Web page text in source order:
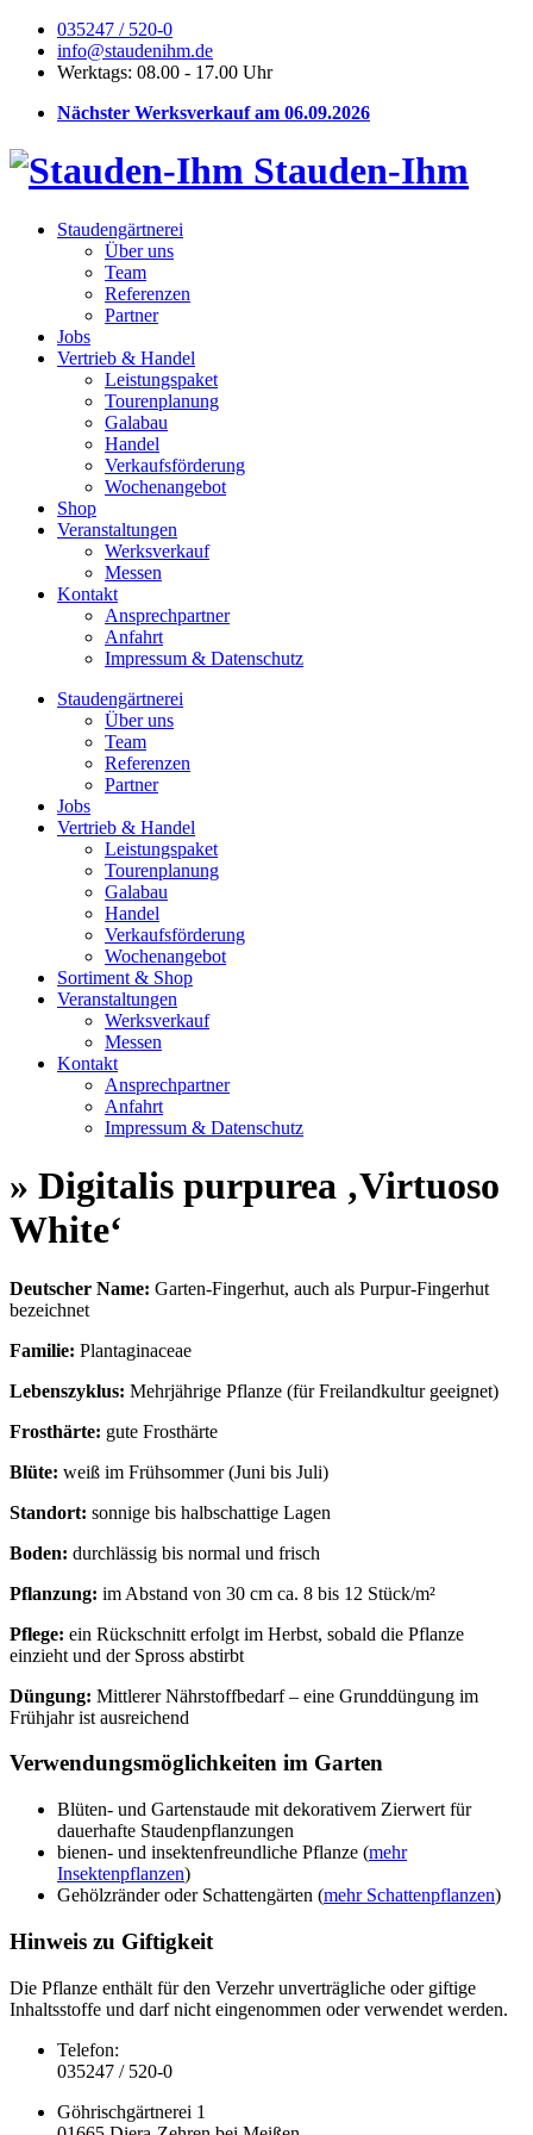
035247 / 520-0
info@staudenihm.de
Werktags: 08.00 - 17.00 Uhr
Nächster Werksverkauf am 06.09.2026
Stauden-Ihm
Staudengärtnerei
Über uns
Team
Referenzen
Partner
Jobs
Vertrieb & Handel
Leistungspaket
Tourenplanung
Galabau
Handel
Verkaufsförderung
Wochenangebot
Shop
Veranstaltungen
Werksverkauf
Messen
Kontakt
Ansprechpartner
Anfahrt
Impressum & Datenschutz
Staudengärtnerei
Über uns
Team
Referenzen
Partner
Jobs
Vertrieb & Handel
Leistungspaket
Tourenplanung
Galabau
Handel
Verkaufsförderung
Wochenangebot
Sortiment & Shop
Veranstaltungen
Werksverkauf
Messen
Kontakt
Ansprechpartner
Anfahrt
Impressum & Datenschutz
» Digitalis purpurea ‚Virtuoso
White‘
Deutscher Name: Garten-Fingerhut, auch als Purpur-Fingerhut
bezeichnet
Familie: Plantaginaceae
Lebenszyklus: Mehrjährige Pflanze (für Freilandkultur geeignet)
Frosthärte: gute Frosthärte
Blüte: weiß im Frühsommer (Juni bis Juli)
Standort: sonnige bis halbschattige Lagen
Boden: durchlässig bis normal und frisch
Pflanzung: im Abstand von 30 cm ca. 8 bis 12 Stück/m²
Pflege: ein Rückschnitt erfolgt im Herbst, sobald die Pflanze
einzieht und der Spross abstirbt
Düngung: Mittlerer Nährstoffbedarf – eine Grunddüngung im
Frühjahr ist ausreichend
Verwendungsmöglichkeiten im Garten
Blüten- und Gartenstaude mit dekorativem Zierwert für
dauerhafte Staudenpflanzungen
bienen- und insektenfreundliche Pflanze (mehr
Insektenpflanzen)
Gehölzränder oder Schattengärten (mehr Schattenpflanzen)
Hinweis zu Giftigkeit
Die Pflanze enthält für den Verzehr unverträgliche oder giftige
Inhaltsstoffe und darf nicht eingenommen oder verwendet werden.
Telefon:
035247 / 520-0
Göhrischgärtnerei 1